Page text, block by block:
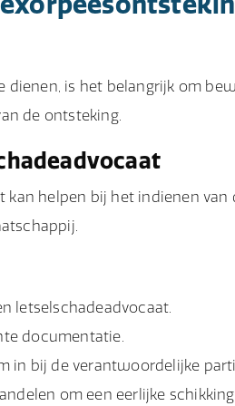
is het belangrijk om
de ontsteking.
kan helpen bij het indienen van
letselschadeadvocaat.
documentatie.
in bij de verantwoordelijke
om een eerlijke